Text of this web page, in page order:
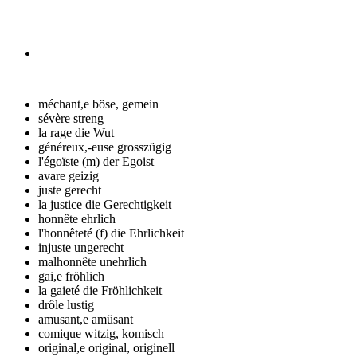
méchant,e böse, gemein
sévère streng
la rage die Wut
généreux,-euse grosszügig
l'égoïste (m) der Egoist
avare geizig
juste gerecht
la justice die Gerechtigkeit
honnête ehrlich
l'honnêteté (f) die Ehrlichkeit
injuste ungerecht
malhonnête unehrlich
gai,e fröhlich
la gaieté die Fröhlichkeit
drôle lustig
amusant,e amüsant
comique witzig, komisch
original,e original, originell